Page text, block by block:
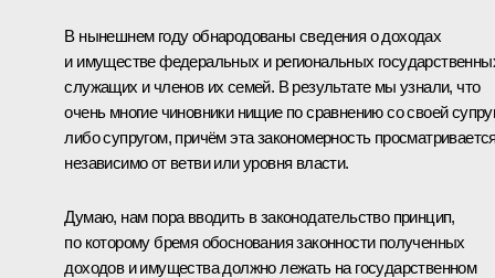
В нынешнем году обнародованы сведения о доходах
и имуществе федеральных и региональных
служащих и членов их семей. В результате мы узнали, что
очень многие чиновники нищие по сравнению со своей
либо супругом, причём эта закономерность
независимо от ветви или уровня власти.
Думаю, нам пора вводить в законодательство принцип,
по которому бремя обоснования законности полученных
доходов и имущества должно лежать на государственном